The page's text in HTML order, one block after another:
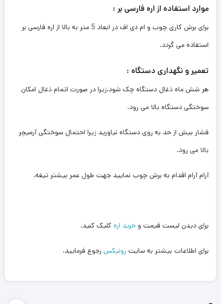
موارد استفاده از اره فارسی بر :
برای برش کاری چوب و ام دی اف در ابعاد 5 متر به بالا از اره فارسی بر
استفاده می گردد.
تعمیر و نگهداری دستگاه :
هر شش ماه ذغال دستگاه چک شود،زیرا در صورت اتمام ذغال امکان
سوختگی دستگاه بالا می رود.
فشار بیش از حد به روی دستگاه نیاورید زیرا احتمال سوختگی آرمیچر
بالا می رود.
آرام آرام اقدام به برش چوب نمایید جهت طول عمر بیشتر تیغه.
برای دیدن لیست قیمت و خرید اره کلیک کنید.
برای اطلاعات بیشتر به سایت رونیکس رجوع فرمایید.